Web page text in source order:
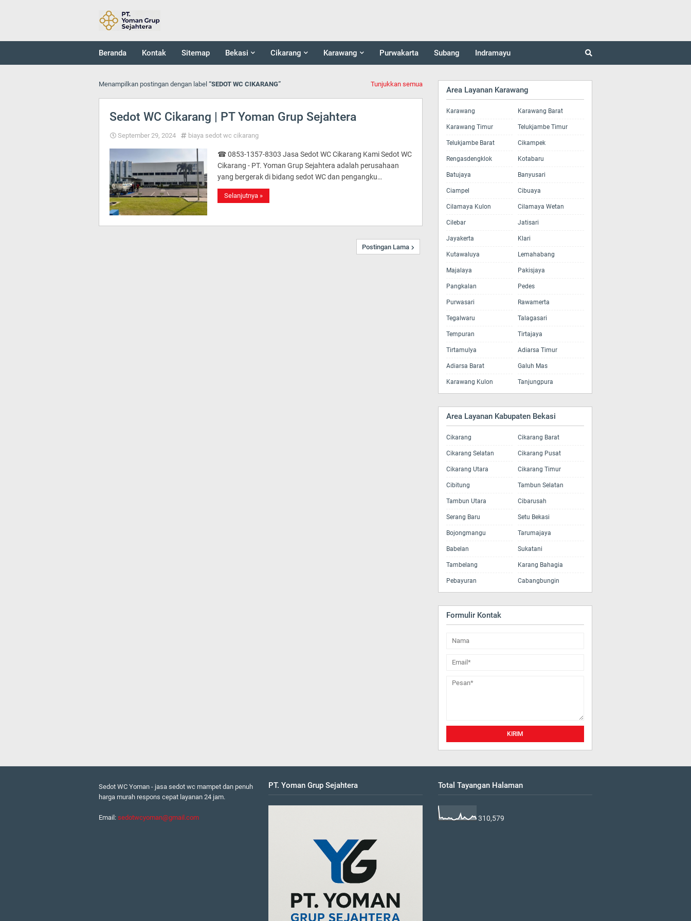
Beranda Kontak Sitemap Bekasi Cikarang Karawang Purwakarta Subang Indramayu
Menampilkan postingan dengan label SEDOT WC CIKARANG Tunjukkan semua
Sedot WC Cikarang | PT Yoman Grup Sejahtera
September 29, 2024 biaya sedot wc cikarang
☎ 0853-1357-8303 Jasa Sedot WC Cikarang Kami Sedot WC
Cikarang - PT. Yoman Grup Sejahtera adalah perusahaan
yang bergerak di bidang sedot WC dan pengangku…
Selanjutnya »
Postingan Lama
Area Layanan Karawang
Karawang Karawang Barat
Karawang Timur Telukjambe Timur
Telukjambe Barat Cikampek
Rengasdengklok Kotabaru
Batujaya Banyusari
Ciampel Cibuaya
Cilamaya Kulon Cilamaya Wetan
Cilebar Jatisari
Jayakerta Klari
Kutawaluya Lemahabang
Majalaya Pakisjaya
Pangkalan Pedes
Purwasari Rawamerta
Tegalwaru Talagasari
Tempuran Tirtajaya
Tirtamulya Adiarsa Timur
Adiarsa Barat Galuh Mas
Karawang Kulon Tanjungpura
Area Layanan Kabupaten Bekasi
Cikarang Cikarang Barat
Cikarang Selatan Cikarang Pusat
Cikarang Utara Cikarang Timur
Cibitung Tambun Selatan
Tambun Utara Cibarusah
Serang Baru Setu Bekasi
Bojongmangu Tarumajaya
Babelan Sukatani
Tambelang Karang Bahagia
Pebayuran Cabangbungin
Formulir Kontak
Sedot WC Yoman - jasa sedot wc mampet dan penuh
harga murah respons cepat layanan 24 jam.
Email: sedotwcyoman@gmail.com
PT. Yoman Grup Sejahtera Total Tayangan Halaman
310,579